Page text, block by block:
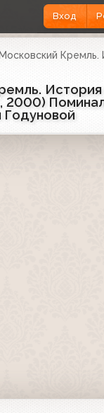
Вход
Кремль.
2000)